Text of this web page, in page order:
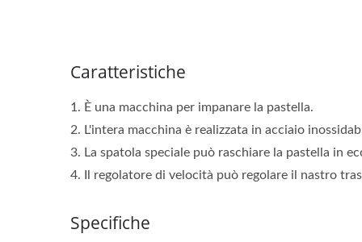
Caratteristiche
1. È una macchina per impanare la pastella.
2. L'intera macchina è realizzata in acciaio
3. La spatola speciale può raschiare la pastella in
4. Il regolatore di velocità può regolare il nastro
Specifiche